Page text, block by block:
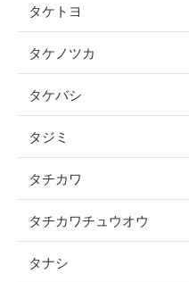
タケトヨ
タケノツカ
タケバシ
タジミ
タチカワ
タチカワチュウオウ
タナシ